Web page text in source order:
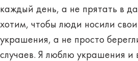
каждый день, а не прятать в
хотим, чтобы люди носили
украшения, а не просто
случаев. Я люблю украшения и